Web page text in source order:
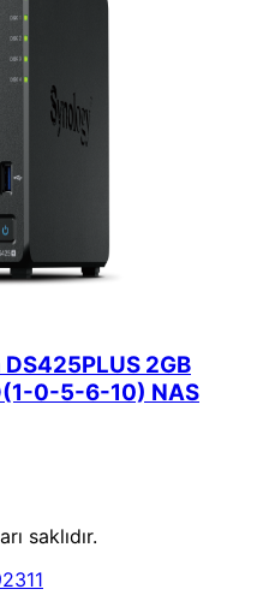
2GB
0-5-6-10) NAS
saklıdır.